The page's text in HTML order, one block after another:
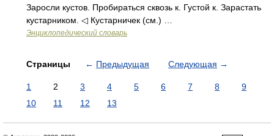
Заросли кустов. Пробираться сквозь к. Густой к. Зарастать
кустарником. ◁ Кустарничек (см.) …
Энциклопедический словарь
Страницы ← Предыдущая Следующая →
1 2 3 4 5 6 7 8
9
10
11 12 13